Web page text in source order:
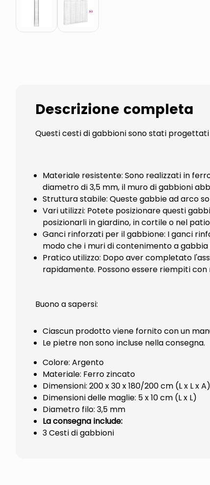
Descrizione completa
Questi cesti di gabbioni sono stati
Materiale resistente: Sono realizzati in
diametro di 3,5 mm, il muro di gabbioni
Struttura stabile: Queste gabbie ad arco
Vari utilizzi: Potete posizionare questi
posizionarli in giardino, in cortile o nel
Ganci rinforzati per il gabbione: I ganci
modo che i muri di contenimento a
Pratico utilizzo: Dopo aver completato
rapidamente. Possono essere riempiti
Buono a sapersi:
Ciascun prodotto viene fornito con un
Le pietre non sono incluse nella consegna.
Colore: Argento
Materiale: Ferro zincato
Dimensioni: 200 x 30 x 180/200 cm (L x L x A)
Dimensioni delle maglie: 5 x 10 cm (L x L)
Diametro filo: 3,5 mm
La consegna include:
3 Cesti di gabbioni